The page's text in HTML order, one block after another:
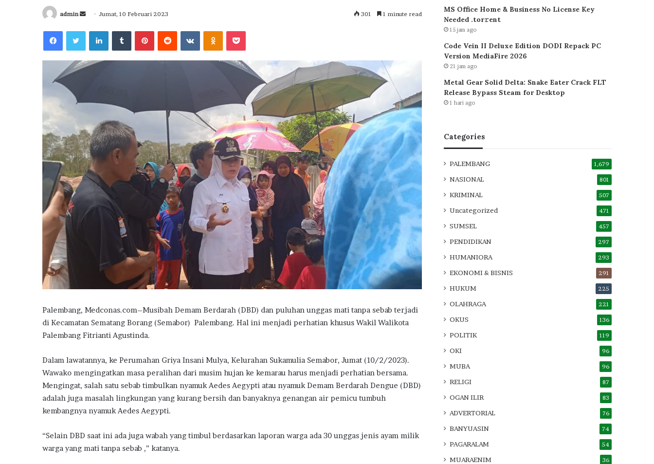
admin
Send
email
Jumat, 10 Februari 2023 301 1 minute read
FacebookTwitterLinkedInTumblrPinterestReddit VKontakteOdnoklassniki
Pocket
Palembang, Medconas.com–Musibah Demam Berdarah (DBD) dan puluhan unggas mati tanpa sebab terjadi
di Kecamatan Sematang Borang (Semabor) Palembang. Hal ini menjadi perhatian khusus Wakil Walikota
Palembang Fitrianti Agustinda.
Dalam lawatannya, ke Perumahan Griya Insani Mulya, Kelurahan Sukamulia Semabor, Jumat (10/2/2023).
Wawako mengingatkan masa peralihan dari musim hujan ke kemarau harus menjadi perhatian bersama.
Mengingat, salah satu sebab timbulkan nyamuk Aedes Aegypti atau nyamuk Demam Berdarah Dengue (DBD)
adalah juga masalah lingkungan yang kurang bersih dan banyaknya genangan air pemicu tumbuh
kembangnya nyamuk Aedes Aegypti.
“Selain DBD saat ini ada juga wabah yang timbul berdasarkan laporan warga ada 30 unggas jenis ayam milik
warga yang mati tanpa sebab ,” katanya.
MS Office Home & Business No License Key
Needed .tоr𝚛еnt
15 jam ago
Code Vein II Deluxe Edition DODI Repack PC
Version MediaFire 2026
21 jam ago
Metal Gear Solid Delta: Snake Eater Crack FLT
Release Bypass Steam for Desktop
1 hari ago
Categories
PALEMBANG 1,679
NASIONAL 801
KRIMINAL 507
Uncategorized 471
SUMSEL 457
PENDIDIKAN 297
HUMANIORA 293
EKONOMI & BISNIS 291
HUKUM 225
OLAHRAGA 221
OKUS 136
POLITIK 119
OKI 96
MUBA 96
RELIGI 87
OGAN ILIR 83
ADVERTORIAL 76
BANYUASIN 74
PAGARALAM 54
MUARAENIM 36